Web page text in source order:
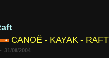
CANOË - KAYAK - RAFT
- 31/08/2004